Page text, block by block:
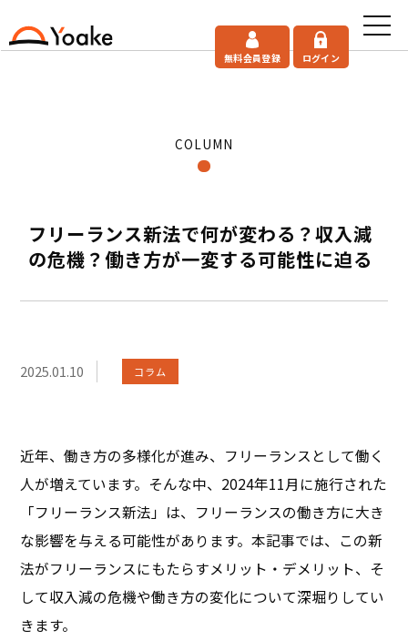
無料会員登録 ログイン
フリーランス新法で何が変わる？収入減
の危機？働き方が一変する可能性に迫る
COLUMN
2025.01.10 コラム
近年、働き方の多様化が進み、フリーランスとして働く
人が増えています。そんな中、2024年11月に施行された
「フリーランス新法」は、フリーランスの働き方に大き
な影響を与える可能性があります。本記事では、この新
法がフリーランスにもたらすメリット・デメリット、そ
して収入減の危機や働き方の変化について深堀りしてい
きます。